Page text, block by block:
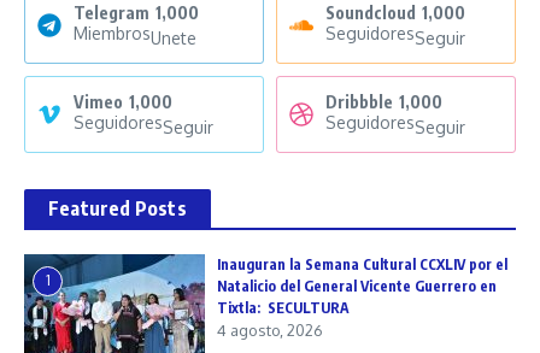
Telegram 1,000
MiembrosUnete
Soundcloud 1,000
SeguidoresSeguir
Vimeo 1,000
SeguidoresSeguir
Dribbble 1,000
SeguidoresSeguir
Featured Posts
1
Inauguran la Semana Cultural CCXLIV por el
Natalicio del General Vicente Guerrero en
Tixtla: SECULTURA
4 agosto, 2026